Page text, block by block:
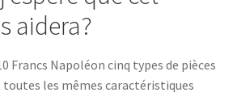
aidera?
Francs Napoléon cinq types de pièces
toutes les mêmes caractéristiques